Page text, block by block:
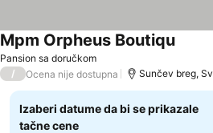
Pansion sa doručkom
Mpm Orpheus Boutiqu
/ Ocena nije dostupna Sunčev breg,
Izaberi datume da bi se prikazale
tačne cene